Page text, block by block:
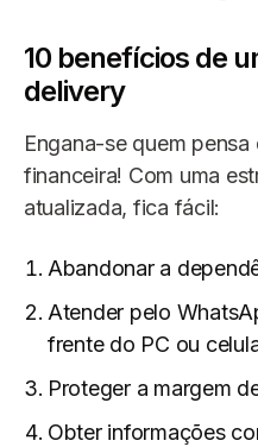
10 benefícios de
delivery
Engana-se quem
financeira! Com uma
atualizada, fica fácil:
Abandonar a
Atender pelo
frente do PC ou
Proteger a margem
Obter informações